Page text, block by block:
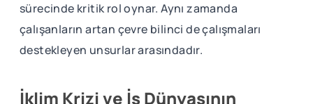
sürecinde kritik rol oynar. Aynı zamanda
çalışanların artan çevre bilinci de çalışmaları
destekleyen unsurlar arasındadır.
İklim Krizi ve İş Dünyasının